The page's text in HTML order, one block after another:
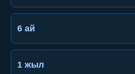
6 ай
1 жыл